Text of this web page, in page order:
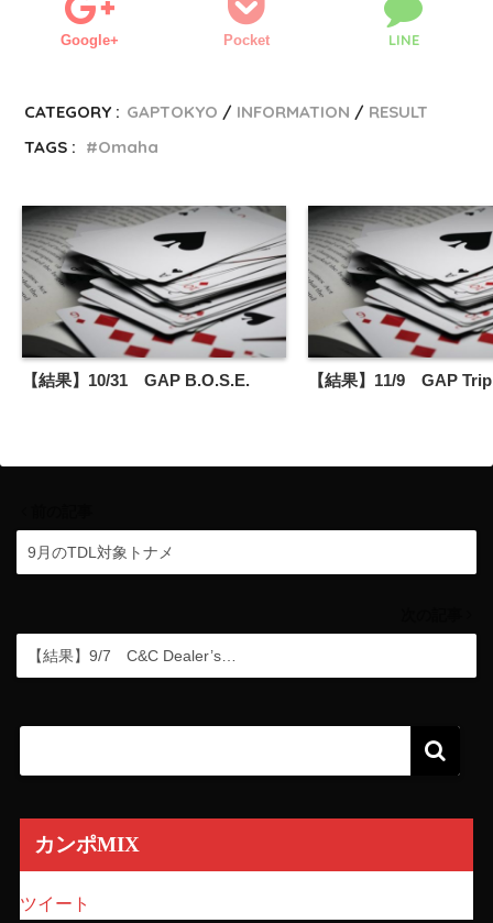
Google+ Pocket LINE
CATEGORY : GAPTOKYO INFORMATION
RESULT
TAGS :
Omaha
【結果】10/31 GAP B.O.S.E. 【結果】11/9 GAP
9月のTDL対象トナメ
【結果】9/7 C&C Dealer’s…
カンポMIX
ツイート